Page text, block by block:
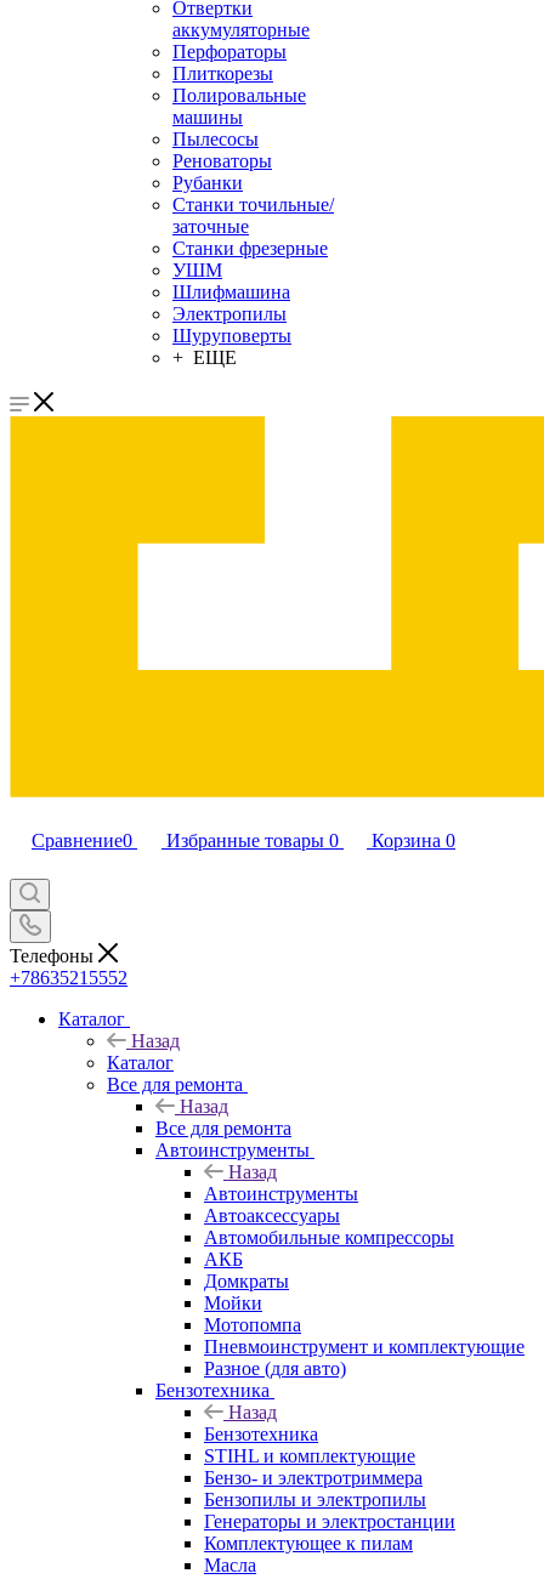
Отвертки
аккумуляторные
Перфораторы
Плиткорезы
Полировальные
машины
Пылесосы
Реноваторы
Рубанки
Станки точильные/
заточные
Станки фрезерные
УШМ
Шлифмашина
Электропилы
Шуруповерты
+ ЕЩЕ
Сравнение0 Избранные товары 0 Корзина 0
Телефоны
+78635215552
Каталог
Назад
Каталог
Все для ремонта
Назад
Все для ремонта
Автоинструменты
Назад
Автоинструменты
Автоаксессуары
Автомобильные компрессоры
АКБ
Домкраты
Мойки
Мотопомпа
Пневмоинструмент и комплектующие
Разное (для авто)
Бензотехника
Назад
Бензотехника
STIHL и комплектующие
Бензо- и электротриммера
Бензопилы и электропилы
Генераторы и электростанции
Комплектующее к пилам
Масла